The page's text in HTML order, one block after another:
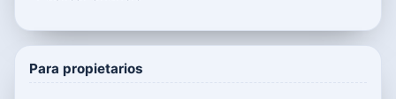
Para propietarios